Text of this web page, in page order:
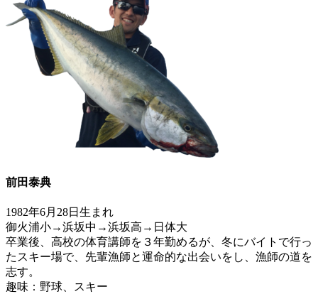
前田泰典
1982年6月28日生まれ
御火浦小→浜坂中→浜坂高→日体大
卒業後、高校の体育講師を３年勤めるが、冬にバイトで行っ
たスキー場で、先輩漁師と運命的な出会いをし、漁師の道を
志す。
趣味：野球、スキー